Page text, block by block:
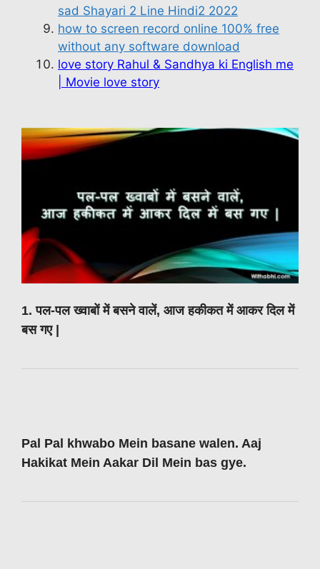
sad Shayari 2 Line Hindi2 2022
how to screen record online 100% free
without any software download
love story Rahul & Sandhya ki English me
| Movie love story
1. पल-पल ख्वाबों में बसने वालें, आज हकीकत में आकर दिल में
बस गए |
Pal Pal khwabo Mein basane walen. Aaj
Hakikat Mein Aakar Dil Mein bas gye.